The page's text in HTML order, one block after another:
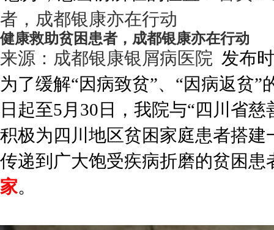
者，成都银康亦在行动
健康救助贫困患者，成都银康亦在行动
来源： 成都银康银屑病医院 发布
为了缓解“因病致贫”、“因病返贫
日起至5月30日，我院与“四川省
积极为四川地区贫困家庭患者搭
传递到广大饱受疾病折磨的贫困患
家。